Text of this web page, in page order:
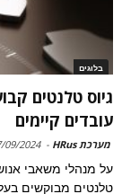
בלוגים
גיוס טלנטים
עובדים קיימים
מערכת HRus -
09/2024
על מנהלי משאבי
טלנטים מבוקשים בעלי